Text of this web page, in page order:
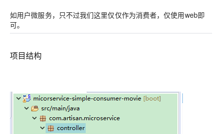
如用户微服务，只不过我们这里仅仅作为消费者，仅使用web即
可。
项目结构